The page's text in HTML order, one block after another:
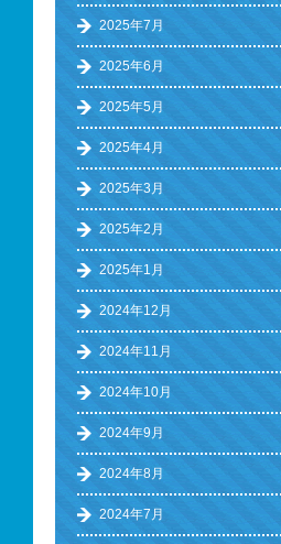
2025年7月
2025年6月
2025年5月
2025年4月
2025年3月
2025年2月
2025年1月
2024年12月
2024年11月
2024年10月
2024年9月
2024年8月
2024年7月